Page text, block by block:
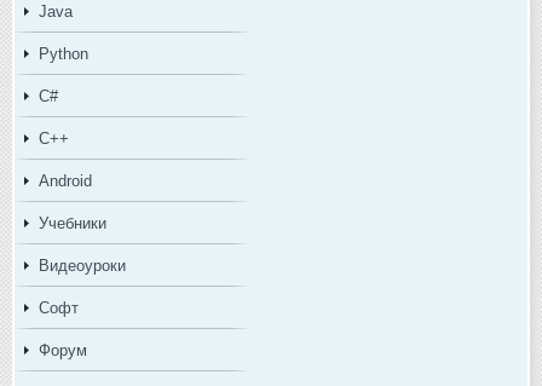
Java
Python
C#
C++
Android
Учебники
Видеоуроки
Софт
Форум